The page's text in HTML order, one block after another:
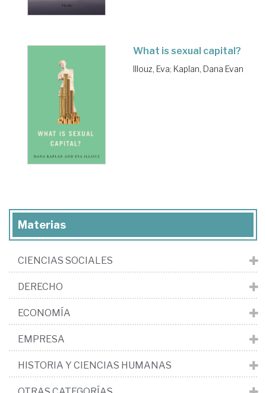
What is sexual capital?
Illouz, Eva; Kaplan, Dana Evan
Materias
CIENCIAS SOCIALES
DERECHO
ECONOMÍA
EMPRESA
HISTORIA Y CIENCIAS HUMANAS